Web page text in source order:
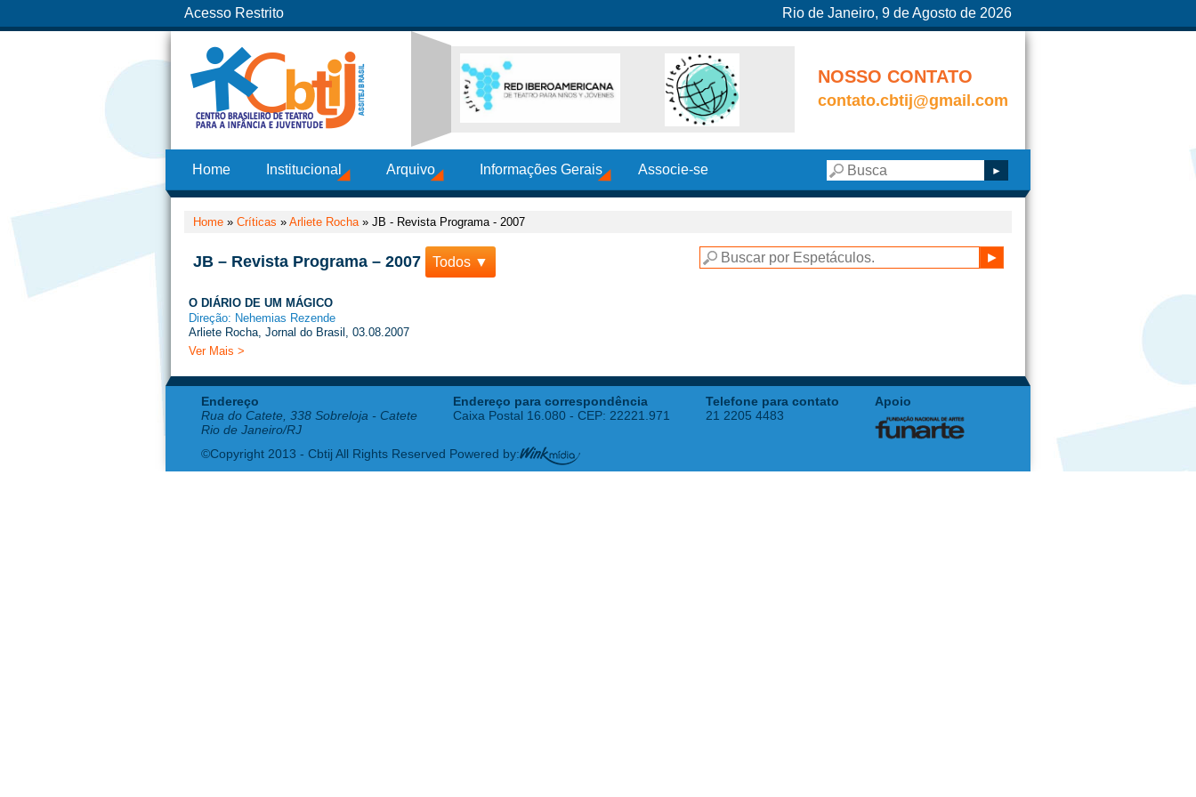
Acesso Restrito Rio de Janeiro, 9 de Agosto de 2026
NOSSO CONTATO
contato.cbtij@gmail.com
Home Institucional Arquivo Informações Gerais Associe-se
Home » Críticas » Arliete Rocha» JB - Revista Programa - 2007
JB – Revista Programa – 2007 Todos ▼
O DIÁRIO DE UM MÁGICO
Direção: Nehemias Rezende
Arliete Rocha, Jornal do Brasil, 03.08.2007
Ver Mais >
Endereço
Rua do Catete, 338 Sobreloja - Catete
Rio de Janeiro/RJ
Endereço para correspondência
Caixa Postal 16.080 - CEP: 22221.971
Telefone para contato
21 2205 4483
Apoio
©Copyright 2013 - Cbtij All Rights Reserved Powered by: